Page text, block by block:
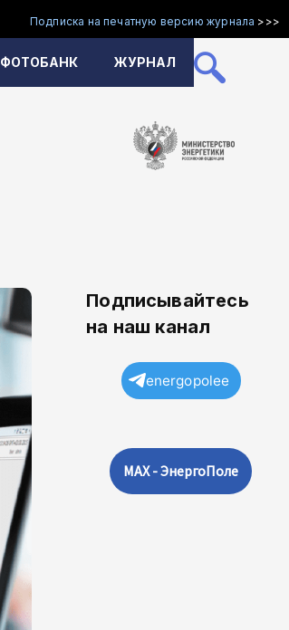
Подписка на печатную версию журнала >>>
ФОТОБАНК ЖУРНАЛ
Подписывайтесь
на наш канал
energopolee
MAX - ЭнергоПоле